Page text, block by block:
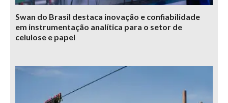
Swan do Brasil destaca inovação e confiabilidade
em instrumentação analítica para o setor de
celulose e papel